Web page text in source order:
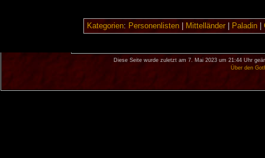
Kategorien: Personenlisten| Mittelländer| Paladin|
Diese Seite wurde zuletzt am 7. Mai 2023 um 21:44 Uhr
Über den